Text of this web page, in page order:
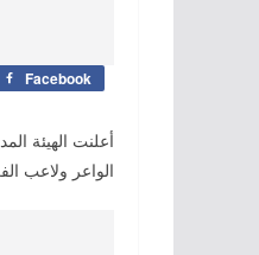
Facebook
أعلنت الهيئة
الواعر ولاعب